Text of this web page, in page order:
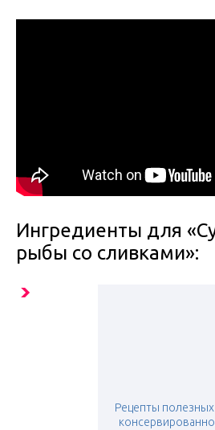
Ингредиенты для
рыбы со сливками»:
Рецепты полезных